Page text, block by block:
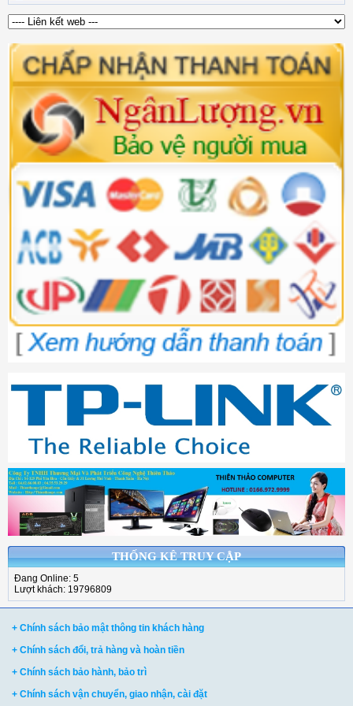
THỐNG KÊ TRUY CẬP
Đang Online: 5
Lượt khách: 19796809
+ Chính sách bảo mật thông tin khách hàng
+ Chính sách đổi, trả hàng và hoàn tiền
+ Chính sách bảo hành, bảo trì
+ Chính sách vận chuyển, giao nhận, cài đặt